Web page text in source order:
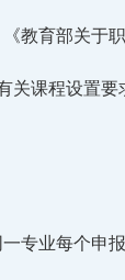
教育部关于
关课程设置
专业每个申